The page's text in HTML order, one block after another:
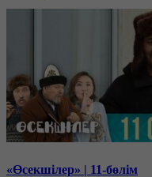
«Өсекшілер» | 11-бөлім